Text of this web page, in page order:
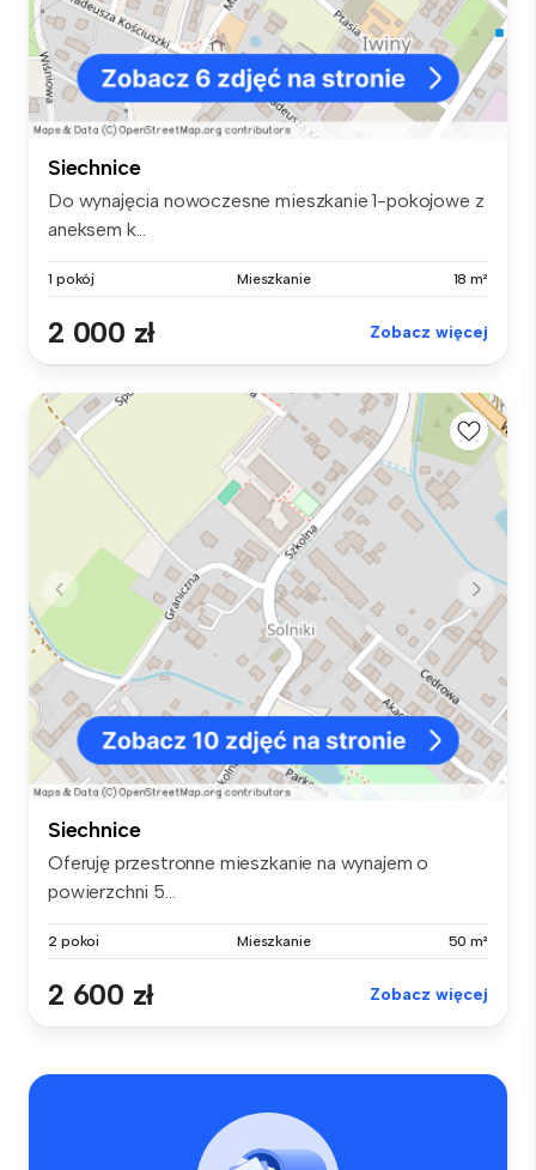
Siechnice
Do wynajęcia nowoczesne mieszkanie 1-pokojowe z
aneksem k...
1 pokój Mieszkanie 18 m²
2 000 zł Zobacz więcej
Siechnice
Oferuję przestronne mieszkanie na wynajem o
powierzchni 5...
2 pokoi Mieszkanie 50 m²
2 600 zł Zobacz więcej